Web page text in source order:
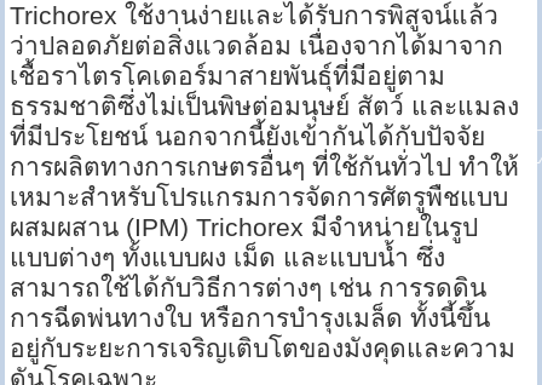
Trichorex ใช้งานง่ายและได้รับการพิสูจน์แล้ว
ว่าปลอดภัยต่อสิ่งแวดล้อม เนื่องจากได้มาจาก
เชื้อราไตรโคเดอร์มาสายพันธุ์ที่มีอยู่ตาม
ธรรมชาติซึ่งไม่เป็นพิษต่อมนุษย์ สัตว์ และแมลง
ที่มีประโยชน์ นอกจากนี้ยังเข้ากันได้กับปัจจัย
การผลิตทางการเกษตรอื่นๆ ที่ใช้กันทั่วไป ทำให้
เหมาะสำหรับโปรแกรมการจัดการศัตรูพืชแบบ
ผสมผสาน (IPM) Trichorex มีจำหน่ายในรูป
แบบต่างๆ ทั้งแบบผง เม็ด และแบบน้ำ ซึ่ง
สามารถใช้ได้กับวิธีการต่างๆ เช่น การรดดิน
การฉีดพ่นทางใบ หรือการบำรุงเมล็ด ทั้งนี้ขึ้น
อยู่กับระยะการเจริญเติบโตของมังคุดและความ
ดันโรคเฉพาะ